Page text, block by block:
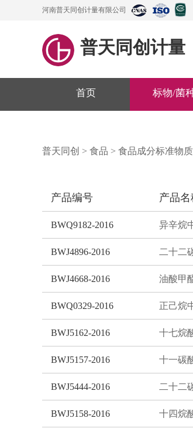
河南普天同创计量有限公司
普天同创计量
首页 标物/菌
普天同创 > 食品 > 食品成分标准物质
产品编号 产品名
BWQ9182-2016
BWJ4896-2016
BWJ4668-2016
BWQ0329-2016
BWJ5162-2016 十七烷
BWJ5157-2016 十一碳
BWJ5444-2016
BWJ5158-2016 十四烷